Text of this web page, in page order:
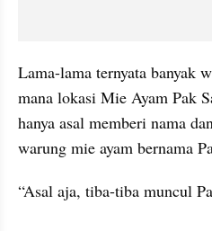
Lama-lama ternyata banyak
mana lokasi Mie Ayam Pak
hanya asal memberi nama
warung mie ayam bernama
“Asal aja, tiba-tiba muncul